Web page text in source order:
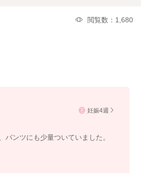
閲覧数：1,680
妊娠4週
ンツにも少量ついていました。